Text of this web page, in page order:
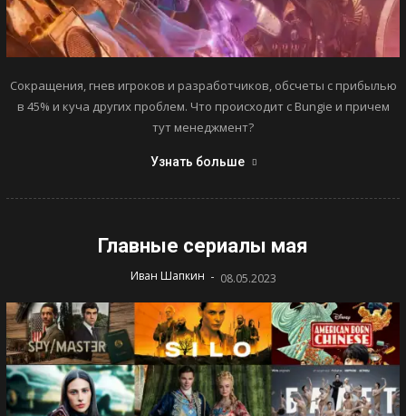
Сокращения, гнев игроков и разработчиков, обсчеты с прибылью
в 45% и куча других проблем. Что происходит с Bungie и причем
тут менеджмент?
Узнать больше
Главные сериалы мая
Иван Шапкин - 08.05.2023